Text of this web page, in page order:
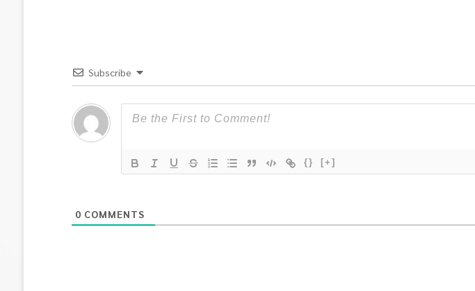
Subscribe
{} [+]
0 COMMENTS